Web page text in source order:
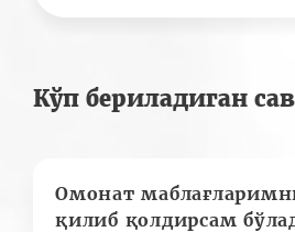
Кўп бериладиган
Омонат
қилиб қолдирсам